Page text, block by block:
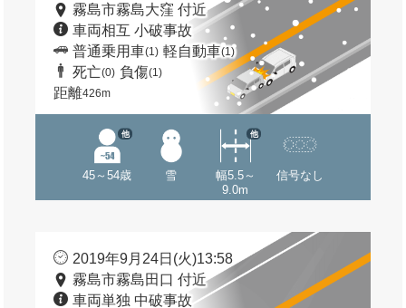
霧島市霧島大窪 付近
車両相互 小破事故
普通乗用車(1) 軽自動車(1)
死亡(0) 負傷(1)
距離426m
45～54歳
他
雪
幅5.5～
9.0m
他
信号なし
2019年9月24日(火)13:58
霧島市霧島田口 付近
車両単独 中破事故